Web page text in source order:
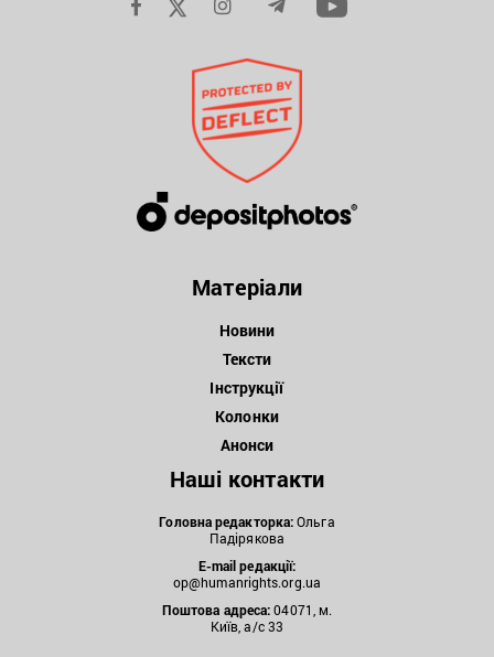
Матеріали
Новини
Тексти
Інструкції
Колонки
Анонси
Наші контакти
Головна редакторка:Ольга
Падірякова
E-mail редакції:
op@humanrights.org.ua
Поштова адреса:04071, м.
Київ, а/с 33